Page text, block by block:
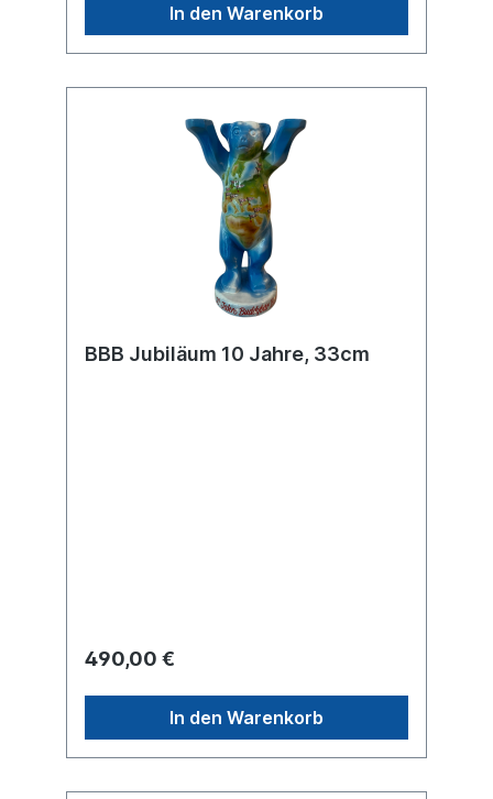
Buddy Bear wird so zum künstlerischen
Bindeglied zwischen zwei Städten, die von
Europas geprägt sind.
In den Warenkorb
BBB Jubiläum 10 Jahre, 33cm
490,00 €
In den Warenkorb